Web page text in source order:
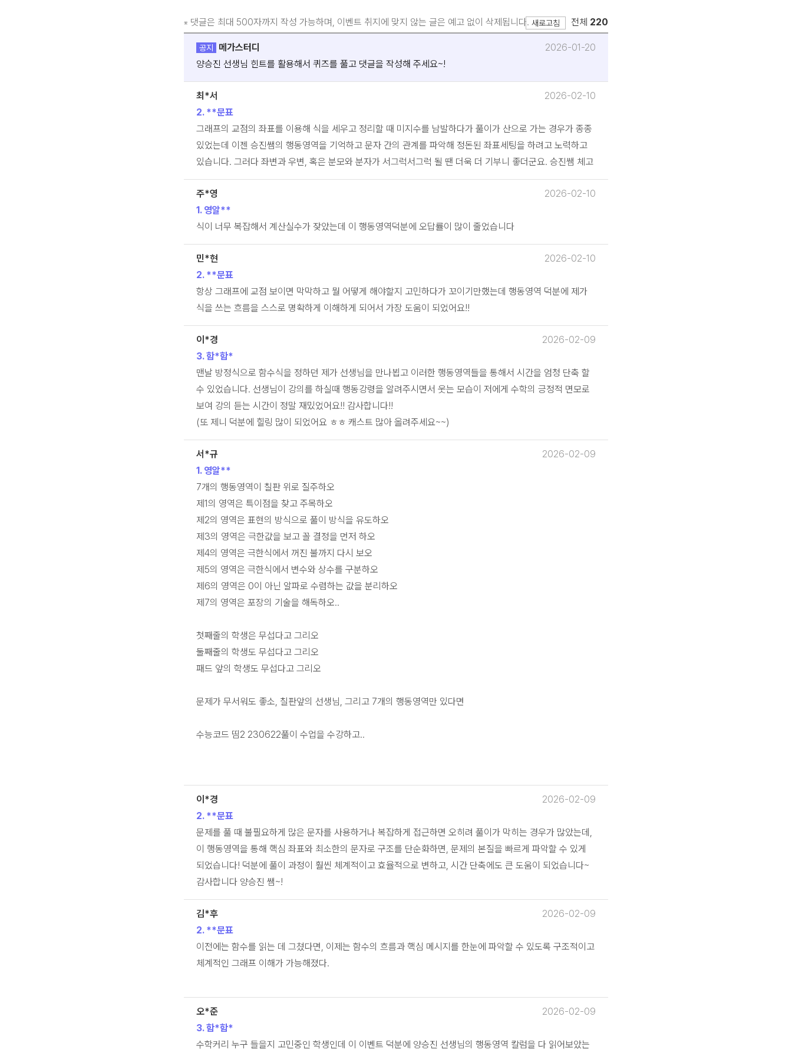
※ 댓글은 최대 500자까지 작성 가능하며, 이벤트 취지에 맞지 않는 글은 예고 없이 삭제됩니다. 새로고침 전체 220
공지 메가스터디
2026-01-20
양승진 선생님 힌트를 활용해서 퀴즈를 풀고 댓글을 작성해 주세요~!
최*서
2026-02-10
2. **문표
그래프의 교점의 좌표를 이용해 식을 세우고 정리할 때 미지수를 남발하다가 풀이가 산으로 가는 경우가 종종
있었는데 이젠 승진쌤의 행동영역을 기억하고 문자 간의 관계를 파악해 정돈된 좌표세팅을 하려고 노력하고
있습니다. 그러다 좌변과 우변, 혹은 분모와 분자가 서그럭서그럭 될 땐 더욱 더 기부니 좋더군요. 승진쌤 체고
주*영
2026-02-10
1. 영알**
식이 너무 복잡해서 계산실수가 잦았는데 이 행동영역덕분에 오답률이 많이 줄었습니다
민*현
2026-02-10
2. **문표
항상 그래프에 교점 보이면 막막하고 뭘 어떻게 해야할지 고민하다가 꼬이기만했는데 행동영역 덕분에 제가
식을 쓰는 흐름을 스스로 명확하게 이해하게 되어서 가장 도움이 되었어요!!
이*경
2026-02-09
3. 함*함*
맨날 방정식으로 함수식을 정하던 제가 선생님을 만나뵙고 이러한 행동영역들을 통해서 시간을 엄청 단축 할
수 있었습니다. 선생님이 강의를 하실때 행동강령을 알려주시면서 웃는 모습이 저에게 수학의 긍정적 면모로
보여 강의 듣는 시간이 정말 재밌었어요!! 감사합니다!!
(또 제니 덕분에 힐링 많이 되었어요 ㅎㅎ 캐스트 많아 올려주세요~~)
서*규
2026-02-09
1. 영알**
7개의 행동영역이 칠판 위로 질주하오
제1의 영역은 특이점을 찾고 주목하오
제2의 영역은 표현의 방식으로 풀이 방식을 유도하오
제3의 영역은 극한값을 보고 꼴 결정을 먼저 하오
제4의 영역은 극한식에서 꺼진 불까지 다시 보오
제5의 영역은 극한식에서 변수와 상수를 구분하오
제6의 영역은 0이 아닌 알파로 수렴하는 값을 분리하오
제7의 영역은 포장의 기술을 해독하오..
첫째줄의 학생은 무섭다고 그리오
둘째줄의 학생도 무섭다고 그리오
패드 앞의 학생도 무섭다고 그리오
문제가 무서워도 좋소, 칠판앞의 선생님, 그리고 7개의 행동영역만 있다면
수능코드 띰2 230622풀이 수업을 수강하고..
이*경
2026-02-09
2. **문표
문제를 풀 때 불필요하게 많은 문자를 사용하거나 복잡하게 접근하면 오히려 풀이가 막히는 경우가 많았는데,
이 행동영역을 통해 핵심 좌표와 최소한의 문자로 구조를 단순화하면, 문제의 본질을 빠르게 파악할 수 있게
되었습니다! 덕분에 풀이 과정이 훨씬 체계적이고 효율적으로 변하고, 시간 단축에도 큰 도움이 되었습니다~
감사합니다 양승진 쌤~!
김*후
2026-02-09
2. **문표
이전에는 함수를 읽는 데 그쳤다면, 이제는 함수의 흐름과 핵심 메시지를 한눈에 파악할 수 있도록 구조적이고
체계적인 그래프 이해가 가능해졌다.
오*준
2026-02-09
3. 함*함*
수학커리 누구 들을지 고민중인 학생인데 이 이벤트 덕분에 양승진 선생님의 행동영역 칼럼을 다 읽어보았는